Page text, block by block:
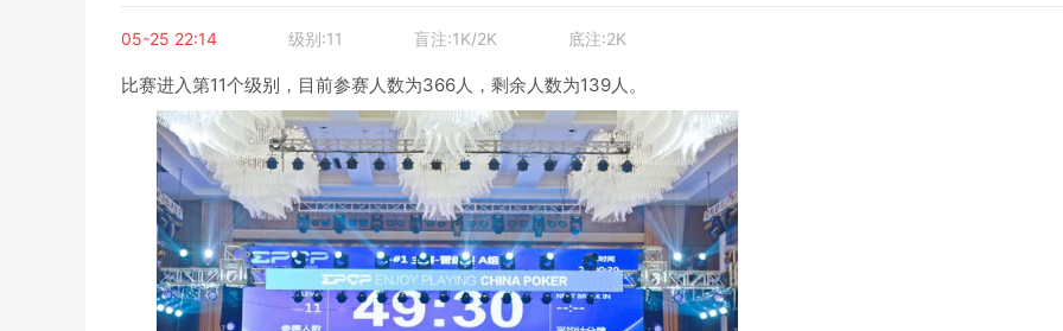
05-25 22:14 级别:11 盲注:1K/2K 底注:2K
比赛进入第11个级别，目前参赛人数为366人，剩余人数为139人。